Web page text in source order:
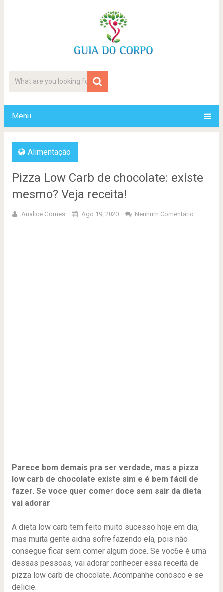
Menu
Alimentação
Pizza Low Carb de chocolate: existe
mesmo? Veja receita!
Analice Gomes Ago 19, 2020 Nenhum Comentário
Parece bom demais pra ser verdade, mas a pizza
low carb de chocolate existe sim e é bem fácil de
fazer. Se voce quer comer doce sem sair da dieta
vai adorar
A dieta low carb tem feito muito sucesso hoje em dia,
mas muita gente aidna sofre fazendo ela, pois não
consegue ficar sem comer algum doce. Se voc6e é uma
dessas pessoas, vai adorar conhecer essa receita de
pizza low carb de chocolate. Acompanhe conosco e se
delicie.